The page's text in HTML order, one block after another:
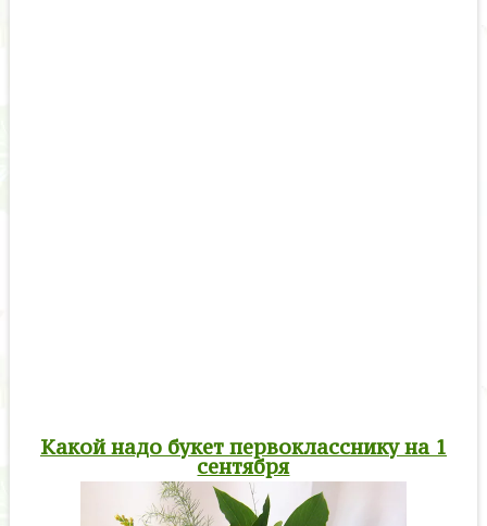
Какой надо букет первокласснику на 1
сентября